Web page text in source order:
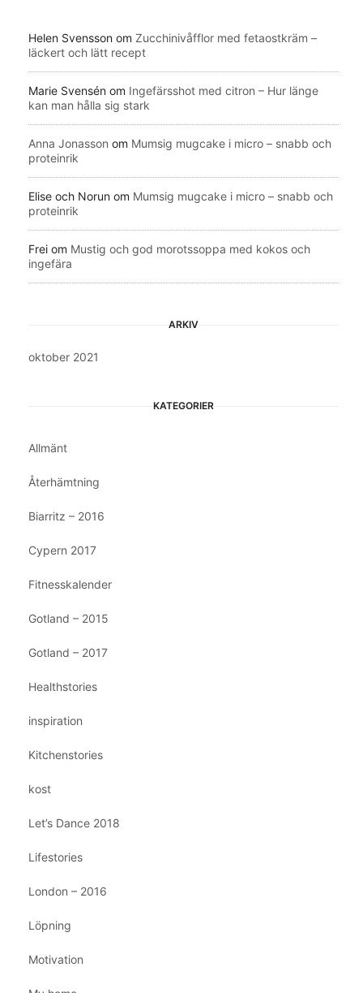
Helen Svensson om Zucchinivåfflor med fetaostkräm –
läckert och lätt recept
Marie Svensén om Ingefärsshot med citron – Hur länge
kan man hålla sig stark
Anna Jonasson om Mumsig mugcake i micro – snabb och
proteinrik
Elise och Norun om Mumsig mugcake i micro – snabb och
proteinrik
Frei om Mustig och god morotssoppa med kokos och
ingefära
ARKIV
oktober 2021
KATEGORIER
Allmänt
Återhämtning
Biarritz – 2016
Cypern 2017
Fitnesskalender
Gotland – 2015
Gotland – 2017
Healthstories
inspiration
Kitchenstories
kost
Let’s Dance 2018
Lifestories
London – 2016
Löpning
Motivation